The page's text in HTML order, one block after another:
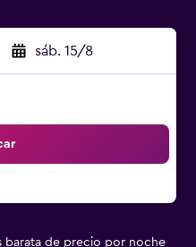
sáb. 15/8
barata de precio por noche